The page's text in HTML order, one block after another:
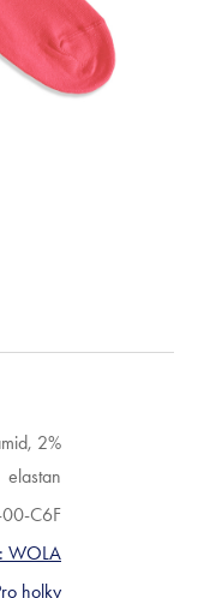
2%
elastan
C6F
WOLA
holky